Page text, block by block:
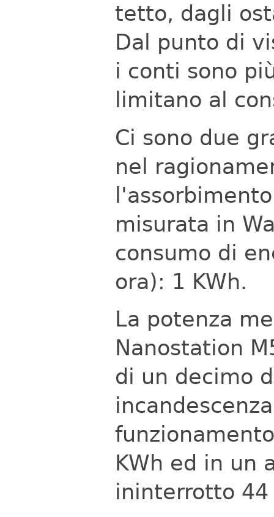
tetto, dagli
Dal punto di
i conti sono
limitano al
Ci sono due
nel
misurata in
consumo di
ora): 1 KWh.
La potenza
Nanostation
di un decimo
KWh ed in un
ininterrotto 44